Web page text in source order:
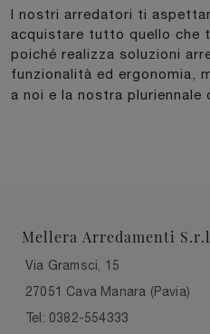
I nostri arredatori ti
acquistare tutto quello che
poiché realizza soluzioni
funzionalità ed ergonomia,
a noi e la nostra
Mellera Arredamenti
Via Gramsci, 15
27051 Cava Manara (Pavia)
Tel: 0382-554333